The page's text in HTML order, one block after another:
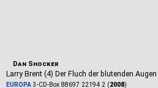
Dan Shocker
Larry Brent (4) Der Fluch der blutenden Augen
EUROPA 3-CD-Box 88697 22194 2 (2008)